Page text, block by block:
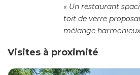
« Un restaurant
toit de verre
mélange
Visites à proximité